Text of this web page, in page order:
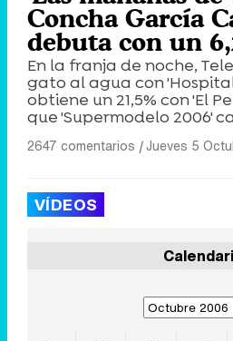
Concha García
debuta con un
En la franja de noche,
gato al agua con
obtiene un 21,5% con 'El
que 'Supermodelo 2006'
2647 comentarios |Jueves 5
VÍDEOS